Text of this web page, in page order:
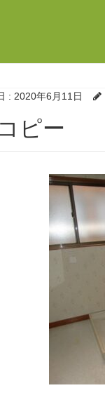
: 2020年6月11日
ピー